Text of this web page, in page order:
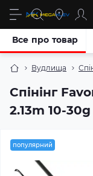
Вудлища
Спінінг
2.13m 10-
Все про товар
популярний